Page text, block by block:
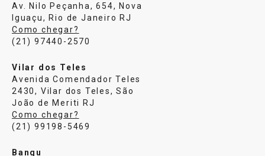
Av. Nilo Peçanha, 654, Nova
Iguaçu, Rio de Janeiro RJ
Como chegar?
(21) 97440-2570
Vilar dos Teles
Avenida Comendador Teles
2430, Vilar dos Teles, São
João de Meriti RJ
Como chegar?
(21) 99198-5469
Bangu